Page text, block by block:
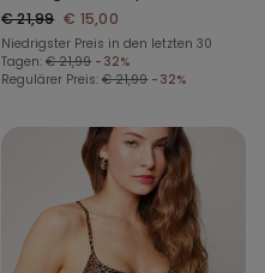
€ 21,99 € 15,00
Niedrigster Preis in den letzten 30
Tagen: € 21,99 -32%
Regulärer Preis: € 21,99 -32%